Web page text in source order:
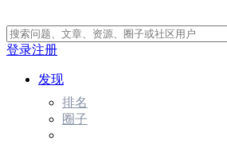
登录注册
发现
排名
圈子